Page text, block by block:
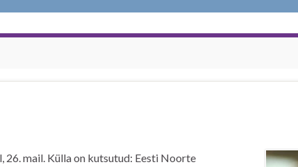
mail. Külla on kutsutud: Eesti Noorte